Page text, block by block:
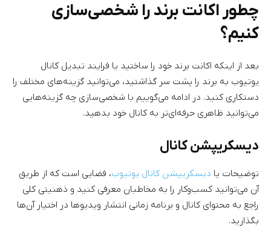
چطور اکانت برند را شخصی‌سازی
کنیم؟
بعد از اینکه اکانت برند خود را ساختید یا فرایند تبدیل کانال
یوتیوب به برند را پشت سر گذاشتید، می‌توانید گزینه‌های مختلف را
دستکاری کنید. در ادامه می‌گوییم با شخصی‌سازی چه گزینه‌هایی
می‌توانید ظاهری حرفه‌ای‌تر به کانال خود بدهید.
دیسکریپشن کانال
توضیحات یا دیسکریپشن کانال یوتیوب، فضایی است که از طریق
آن می‌توانید کسب‌وکار را به مخاطبان معرفی کنید و ذهنیتی کلی
راجع به محتوای کانال و برنامه‌ زمانی انتشار ویدیوها در اختیار آن‌ها
بگذارید.